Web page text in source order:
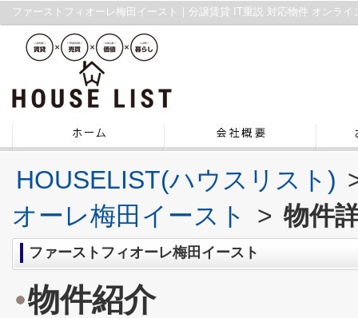
HOUSELIST(ハウスリスト)
オーレ梅田イースト
> 物件
ファーストフィオーレ梅田イースト
物件紹介